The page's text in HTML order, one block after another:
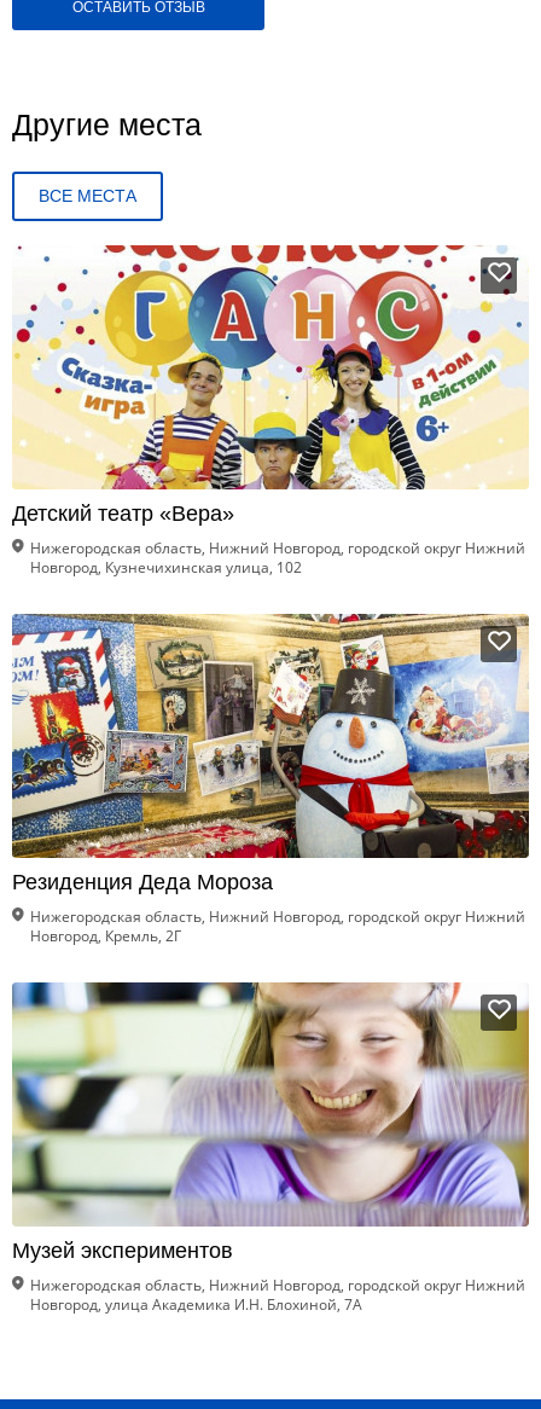
ОСТАВИТЬ ОТЗЫВ
Другие места
ВСЕ МЕСТА
Детский театр «Вера»
Нижегородская область, Нижний Новгород, городской округ Нижний
Новгород, Кузнечихинская улица, 102
Резиденция Деда Мороза
Нижегородская область, Нижний Новгород, городской округ Нижний
Новгород, Кремль, 2Г
Музей экспериментов
Нижегородская область, Нижний Новгород, городской округ Нижний
Новгород, улица Академика И.Н. Блохиной, 7А